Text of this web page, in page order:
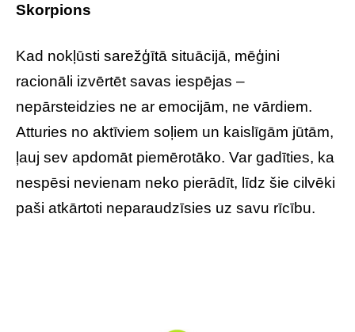
Skorpions
Kad nokļūsti sarežģītā situācijā, mēģini
racionāli izvērtēt savas iespējas –
nepārsteidzies ne ar emocijām, ne vārdiem.
Atturies no aktīviem soļiem un kaislīgām jūtām,
ļauj sev apdomāt piemērotāko. Var gadīties, ka
nespēsi nevienam neko pierādīt, līdz šie cilvēki
paši atkārtoti neparaudzīsies uz savu rīcību.